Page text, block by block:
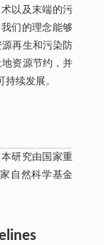
以及末端的污
们的理念能够
再生和污染防
资源节约，并
续发展。
研究由国家重
家自然科学基金